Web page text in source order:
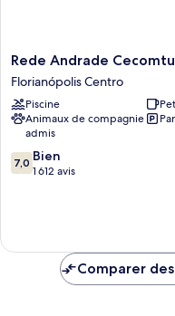
Rede
Andrade
Cecomtur
Florianópolis
Centro
Rede Andrade
Florianópolis Centro
Piscine
Animaux de compagnie
admis
7.0
sur
7,0 Bien
1 612 avis
Comparer